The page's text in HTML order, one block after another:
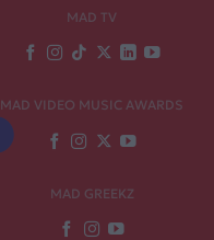
MAD TV
MAD VIDEO MUSIC AWARDS
MAD GREEKZ